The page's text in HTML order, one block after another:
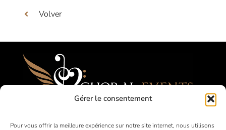
Gérer le consentement
Pour vous offrir la meilleure expérience sur notre site internet, nous utilisons
Volver
Festivales, Concours, Giras para Coros